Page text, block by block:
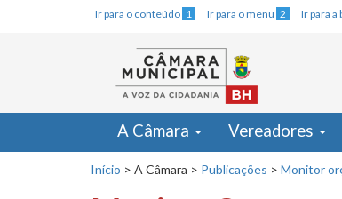
Ir para o conteúdo 1 Ir para o menu 2 Ir para a
A Câmara Vereadores
Início > A Câmara > Publicações > Monitor